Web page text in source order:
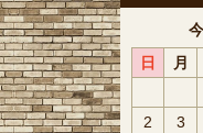
日
月
2
3